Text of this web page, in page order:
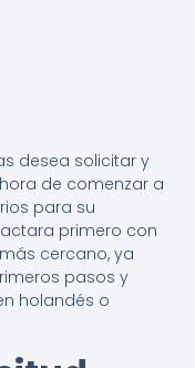
desea solicitar y
de comenzar a
para su
primero con
cercano, ya
pasos y
holandés o